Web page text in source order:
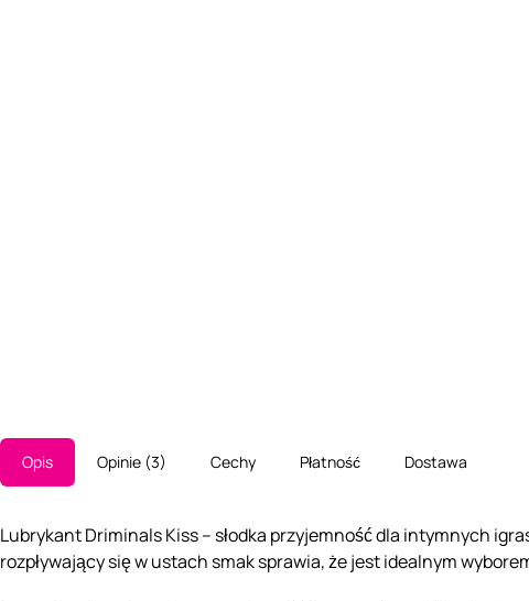
Opis Opinie 3 Cechy Płatność Dostawa
Lubrykant Driminals Kiss – słodka przyjemność dla intymnych
rozpływający się w ustach smak sprawia, że ​​jest idealnym